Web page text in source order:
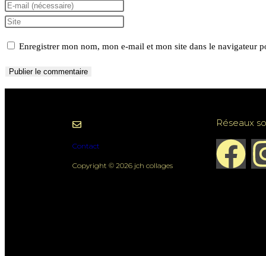
Enregistrer mon nom, mon e-mail et mon site dans le navigateur
Copyright © 2026 jch collages
Contact
Réseaux